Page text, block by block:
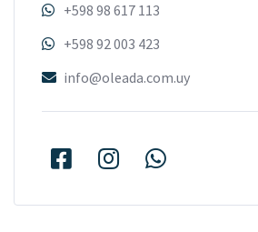
+598 98 617 113
+598 92 003 423
info@oleada.com.uy